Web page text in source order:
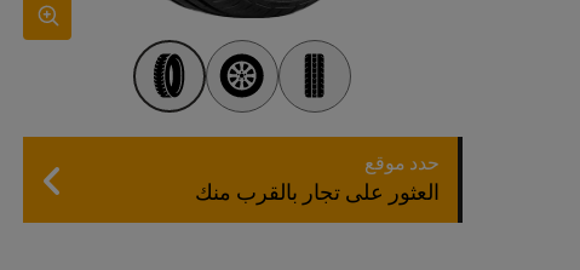
حدد موقع
العثور على تجار بالقرب منك